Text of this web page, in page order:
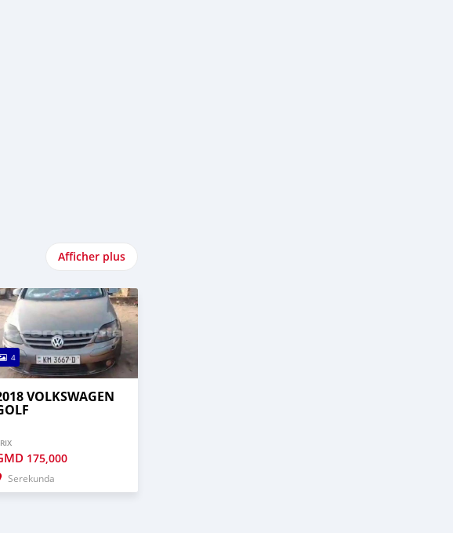
Afficher plus
4
VOLKSWAGEN
175,000
Serekunda